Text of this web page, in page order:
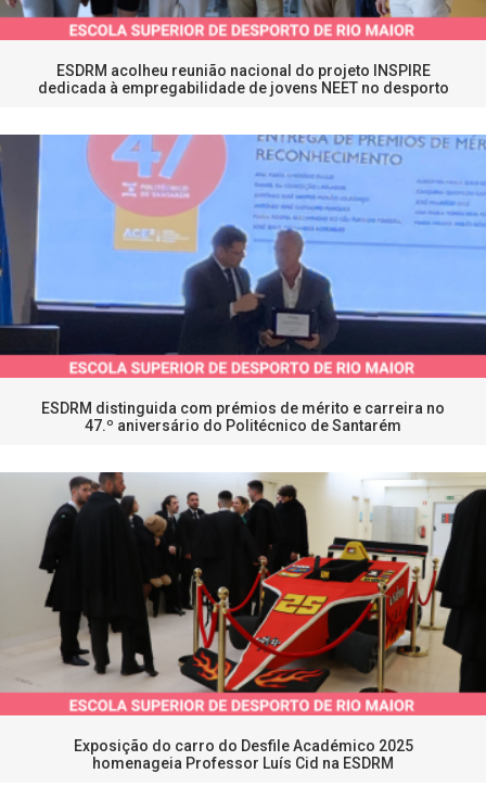
ESDRM acolheu reunião nacional do projeto INSPIRE
dedicada à empregabilidade de jovens NEET no desporto
ESDRM distinguida com prémios de mérito e carreira no
47.º aniversário do Politécnico de Santarém
Exposição do carro do Desfile Académico 2025
homenageia Professor Luís Cid na ESDRM